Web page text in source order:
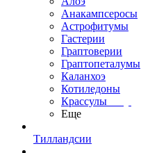
Анакампсеросы
Астрофитумы
Гастерии
Граптоверии
Граптопеталумы
Каланхоэ
Котиледоны
Крассулы
Еще
Тилландсии